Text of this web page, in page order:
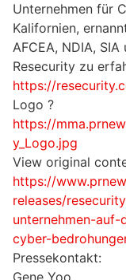
Unternehmen für
Kalifornien,
AFCEA, NDIA,
Resecurity zu
https://
Logo ?
https://
y_Logo.jpg
View original
https://
releases/
unternehmen-
cyber-
Pressekontakt: